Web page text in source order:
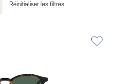
Supprimer
Réinitialiser les filtres